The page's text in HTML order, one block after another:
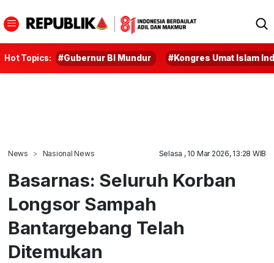
Hot Topics: #Gubernur BI Mundur #Kongres Umat Islam
News Nasional News Selasa , 10 Mar 2026, 13:28 WIB
Basarnas: Seluruh Korban
Longsor Sampah
Bantargebang Telah
Ditemukan